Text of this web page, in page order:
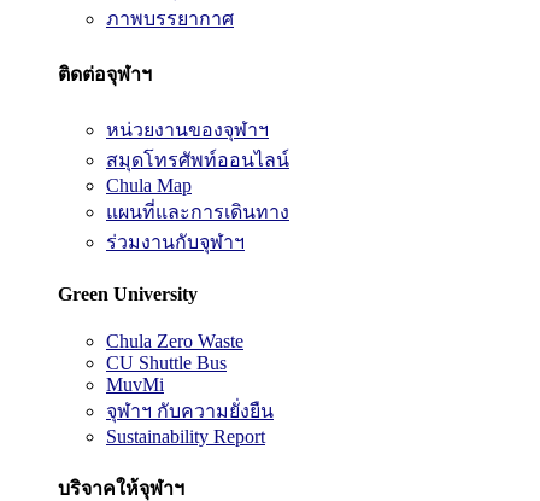
ภาพบรรยากาศ
ติดต่อจุฬาฯ
หน่วยงานของจุฬาฯ
สมุดโทรศัพท์ออนไลน์
Chula Map
แผนที่และการเดินทาง
ร่วมงานกับจุฬาฯ
Green University
Chula Zero Waste
CU Shuttle Bus
MuvMi
จุฬาฯ กับความยั่งยืน
Sustainability Report
บริจาคให้จุฬาฯ